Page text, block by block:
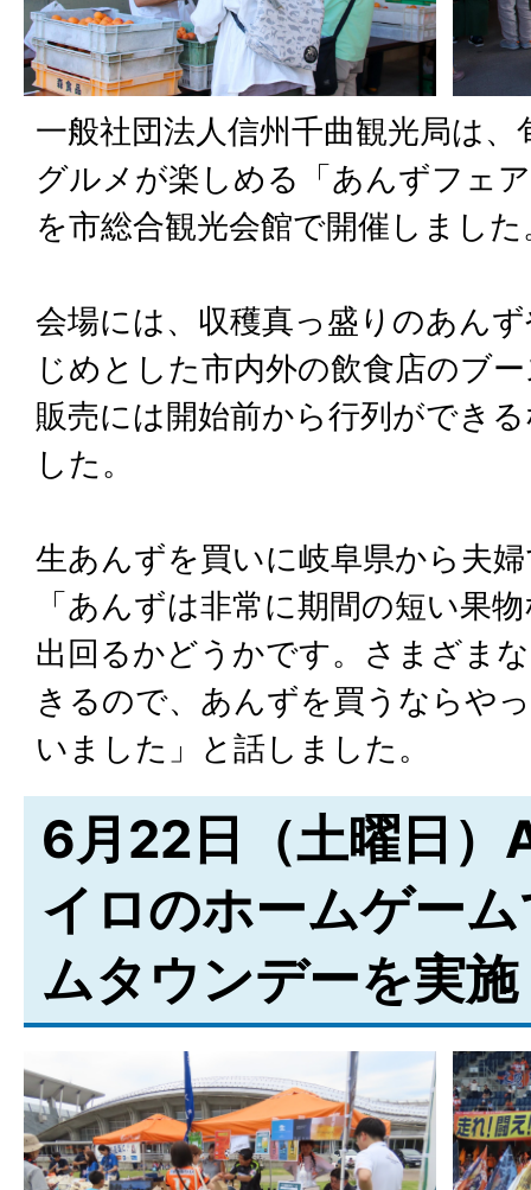
一般社団法人信州千曲観光局は
グルメが楽しめる「あんずフェ
を市総合観光会館で開催しました
会場には、収穫真っ盛りのあん
じめとした市内外の飲食店のブ
販売には開始前から行列ができ
した。
生あんずを買いに岐阜県から夫
「あんずは非常に期間の短い果
出回るかどうかです。さまざま
きるので、あんずを買うならや
いました」と話しました。
6月22日（土曜日）
イロのホームゲー
ムタウンデーを実施